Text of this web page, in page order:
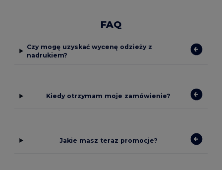
FAQ
Czy mogę uzyskać wycenę odzieży z
nadrukiem?
Kiedy otrzymam moje zamówienie?
Jakie masz teraz promocje?